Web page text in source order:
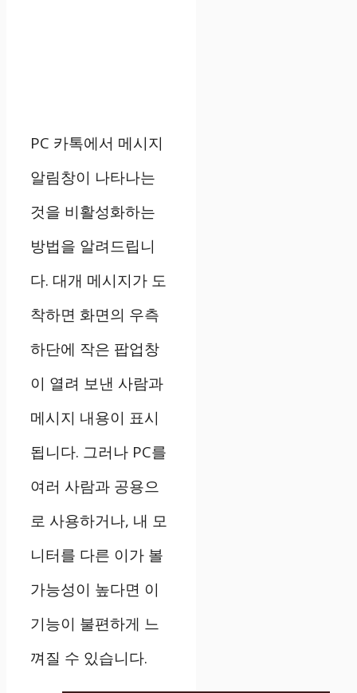
PC 카톡에서 메시지
알림창이 나타나는
것을 비활성화하는
방법을 알려드립니
다. 대개 메시지가 도
착하면 화면의 우측
하단에 작은 팝업창
이 열려 보낸 사람과
메시지 내용이 표시
됩니다. 그러나 PC를
여러 사람과 공용으
로 사용하거나, 내 모
니터를 다른 이가 볼
가능성이 높다면 이
기능이 불편하게 느
껴질 수 있습니다.